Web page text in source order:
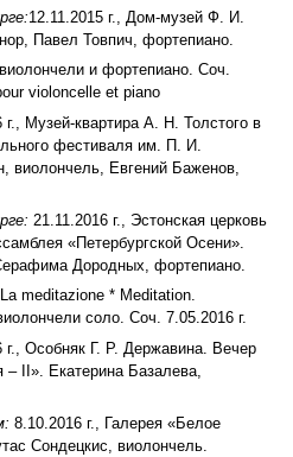
12.11.2015 г., Дом-музей Ф. И.
Павел Товпич, фортепиано.
и фортепиано. Соч.
violoncelle et piano
г., Музей-квартира А. Н. Толстого в
фестиваля им. П. И.
виолончель, Евгений Баженов,
21.11.2016 г., Эстонская церковь
«Петербургской Осени».
Дородных, фортепиано.
meditazione * Meditation.
соло. Соч. 7.05.2016 г.
г., Особняк Г. Р. Державина. Вечер
II». Екатерина Базалева,
8.10.2016 г., Галерея «Белое
Сондецкис, виолончель.